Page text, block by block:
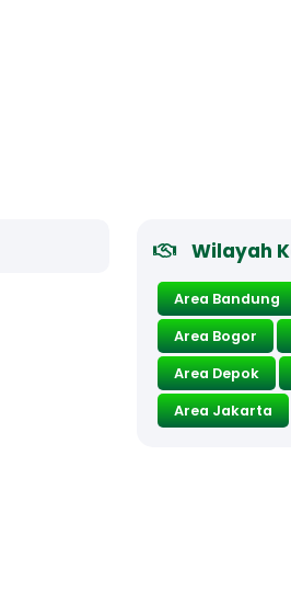
Wilayah
Area Bandung
Area Bogor
Area Depok
Area Jakarta